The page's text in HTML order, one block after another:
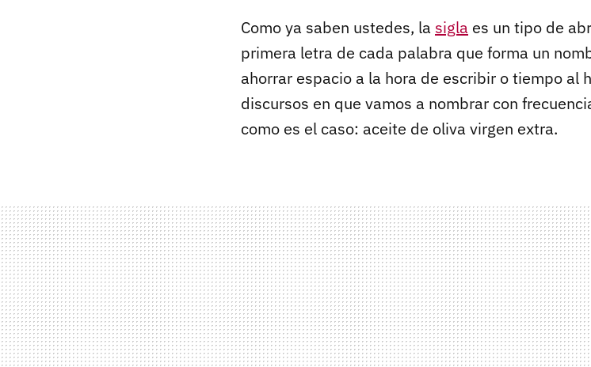
Como ya saben ustedes, la sigla es un tipo de
primera letra de cada palabra que forma un
ahorrar espacio a la hora de escribir o tiempo al
discursos en que vamos a nombrar con
como es el caso: aceite de oliva virgen extra.